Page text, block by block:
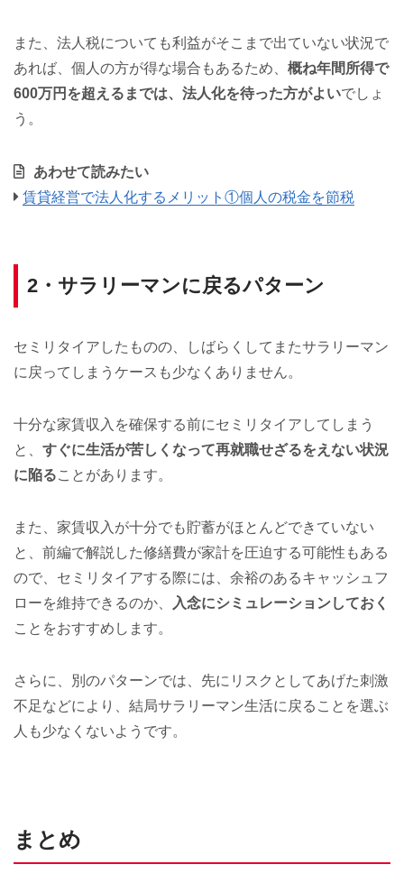
また、法人税についても利益がそこまで出ていない状況で
あれば、個人の方が得な場合もあるため、 概ね年間所得で
600万円を超えるまでは、法人化を待った方がよいでしょ
う。
あわせて読みたい
賃貸経営で法人化するメリット①個人の税金を節税
2・サラリーマンに戻るパターン
セミリタイアしたものの、しばらくしてまたサラリーマン
に戻ってしまうケースも少なくありません。
十分な家賃収入を確保する前にセミリタイアしてしまう
と、 すぐに生活が苦しくなって再就職せざるをえない状況
に陥ることがあります。
また、家賃収入が十分でも貯蓄がほとんどできていない
と、前編で解説した修繕費が家計を圧迫する可能性もある
ので、セミリタイアする際には、余裕のあるキャッシュフ
ローを維持できるのか、
入念にシミュレーションしておく
ことをおすすめします。
さらに、別のパターンでは、先にリスクとしてあげた刺激
不足などにより、結局サラリーマン生活に戻ることを選ぶ
人も少なくないようです。
まとめ